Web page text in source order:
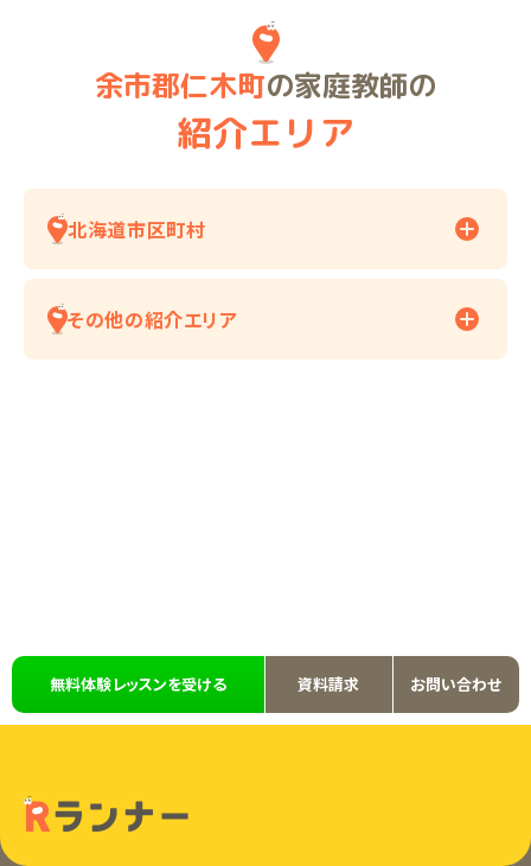
余市郡仁木町の家庭教師の
紹介エリア
北海道市区町村
その他の紹介エリア
無料体験レッスンを受ける 資料請求 お問い合わせ